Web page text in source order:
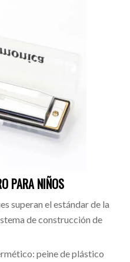
PARA NIÑOS
superan el estándar de la
de construcción de
peine de plástico